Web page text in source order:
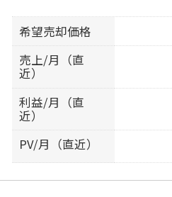
希望売却価格
売上/月（直
近）
利益/月（直
近）
PV/月（直近）